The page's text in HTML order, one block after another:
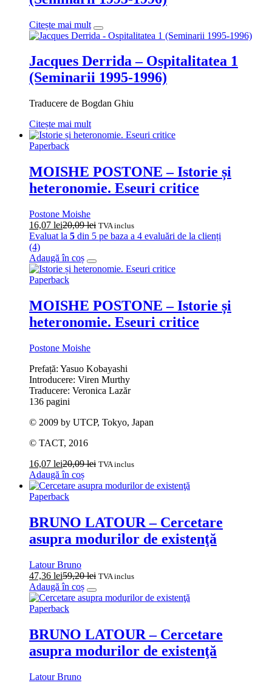
Citește mai mult
Jacques Derrida – Ospitalitatea 1
(Seminarii 1995-1996)
Traducere de Bogdan Ghiu
Citește mai mult
Paperback
MOISHE POSTONE – Istorie și
heteronomie. Eseuri critice
Postone Moishe
16,07 lei20,09lei TVA inclus
Evaluat la 5 din 5 pe baza a 4 evaluări de la clienți
(4)
Adaugă în coș
Paperback
MOISHE POSTONE – Istorie și
heteronomie. Eseuri critice
Postone Moishe
Prefață: Yasuo Kobayashi
Introducere: Viren Murthy
Traducere: Veronica Lazăr
136 pagini
© 2009 by UTCP, Tokyo, Japan
© TACT, 2016
16,07 lei20,09lei TVA inclus
Adaugă în coș
Paperback
BRUNO LATOUR – Cercetare
asupra modurilor de existenţă
Latour Bruno
47,36 lei59,20lei TVA inclus
Adaugă în coș
Paperback
BRUNO LATOUR – Cercetare
asupra modurilor de existenţă
Latour Bruno